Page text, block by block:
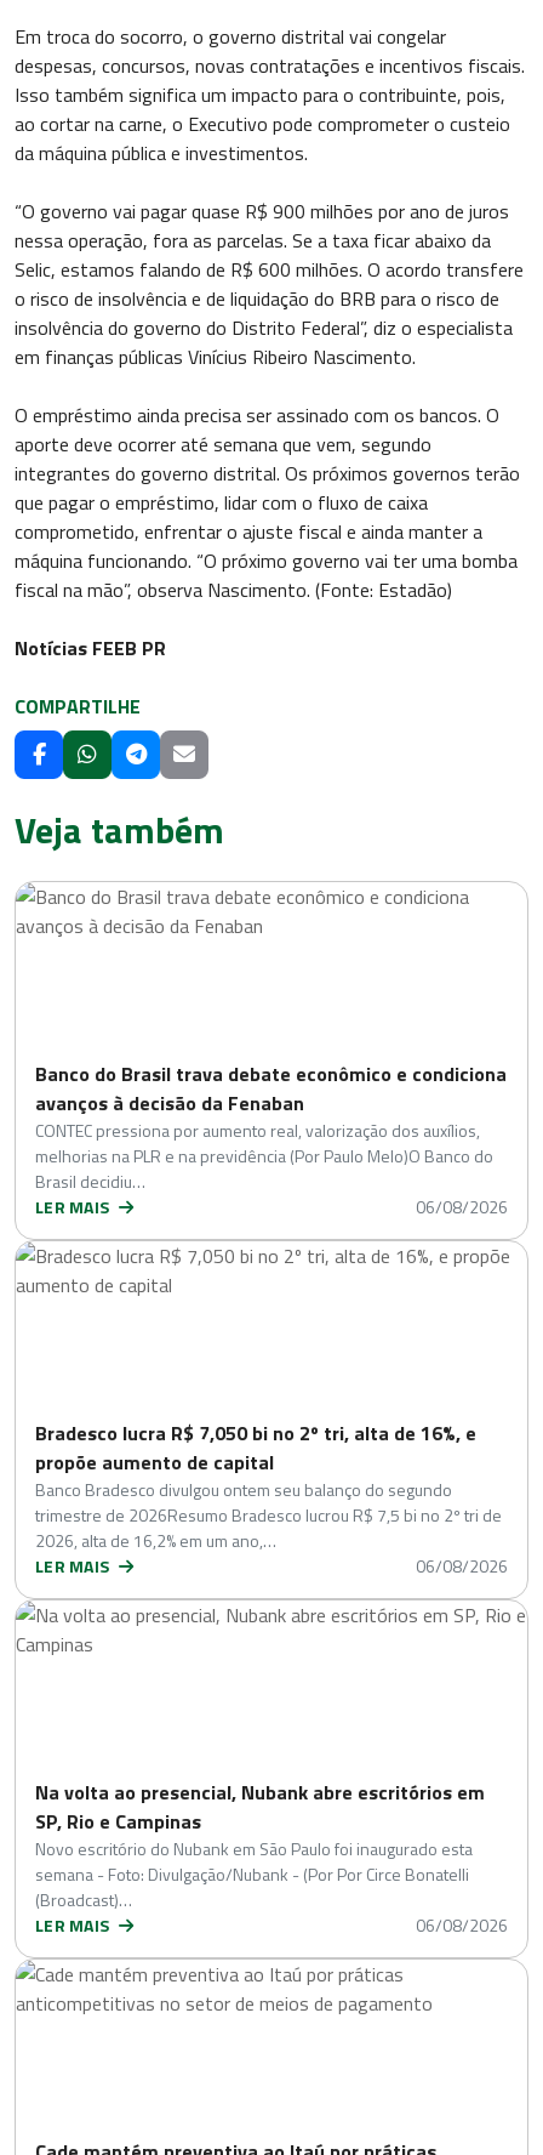
Em troca do socorro, o governo distrital vai congelar
despesas, concursos, novas contratações e incentivos fiscais.
Isso também significa um impacto para o contribuinte, pois,
ao cortar na carne, o Executivo pode comprometer o custeio
da máquina pública e investimentos.
“O governo vai pagar quase R$ 900 milhões por ano de juros
nessa operação, fora as parcelas. Se a taxa ficar abaixo da
Selic, estamos falando de R$ 600 milhões. O acordo transfere
o risco de insolvência e de liquidação do BRB para o risco de
insolvência do governo do Distrito Federal”, diz o especialista
em finanças públicas Vinícius Ribeiro Nascimento.
O empréstimo ainda precisa ser assinado com os bancos. O
aporte deve ocorrer até semana que vem, segundo
integrantes do governo distrital. Os próximos governos terão
que pagar o empréstimo, lidar com o fluxo de caixa
comprometido, enfrentar o ajuste fiscal e ainda manter a
máquina funcionando. “O próximo governo vai ter uma bomba
fiscal na mão”, observa Nascimento. (Fonte: Estadão)
Notícias FEEB PR
COMPARTILHE
Veja também
Banco do Brasil trava debate econômico e condiciona
avanços à decisão da Fenaban
CONTEC pressiona por aumento real, valorização dos auxílios,
melhorias na PLR e na previdência (Por Paulo Melo)O Banco do
Brasil decidiu…
LER MAIS
06/08/2026
Bradesco lucra R$ 7,050 bi no 2º tri, alta de 16%, e
propõe aumento de capital
Banco Bradesco divulgou ontem seu balanço do segundo
trimestre de 2026Resumo Bradesco lucrou R$ 7,5 bi no 2º tri de
2026, alta de 16,2% em um ano,…
LER MAIS
06/08/2026
Na volta ao presencial, Nubank abre escritórios em
SP, Rio e Campinas
Novo escritório do Nubank em São Paulo foi inaugurado esta
semana - Foto: Divulgação/Nubank - (Por Por Circe Bonatelli
(Broadcast)…
LER MAIS
06/08/2026